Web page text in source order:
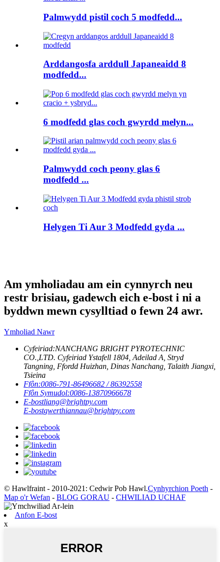
Palmwydd pistil coch 5 modfedd...
Arddangosfa arddull Japaneaidd 8
modfedd...
6 modfedd glas coch gwyrdd melyn...
Palmwydd coch peony glas 6
modfedd ...
Helygen Ti Aur 3 Modfedd gyda ...
Am ymholiadau am ein cynnyrch neu
restr brisiau, gadewch eich e-bost i ni a
byddwn mewn cysylltiad o fewn 24 awr.
Ymholiad Nawr
Cyfeiriad:NANCHANG BRIGHT PYROTECHNIC
CO.,LTD. Cyfeiriad Ystafell 1804, Adeilad A, Stryd
Tangning, Ffordd Huizhan, Dinas Nanchang, Talaith Jiangxi,
Tsieina
Ffôn:0086-791-86496682 / 86392558
Ffôn Symudol:0086-13870966678
E-bostliang@brightpy.com
E-bostgwerthiannau@brightpy.com
© Hawlfraint - 2010-2021: Cedwir Pob Hawl.Cynhyrchion Poeth -
Map o'r Wefan - BLOG GORAU - CHWILIAD UCHAF
Anfon E-bost
x